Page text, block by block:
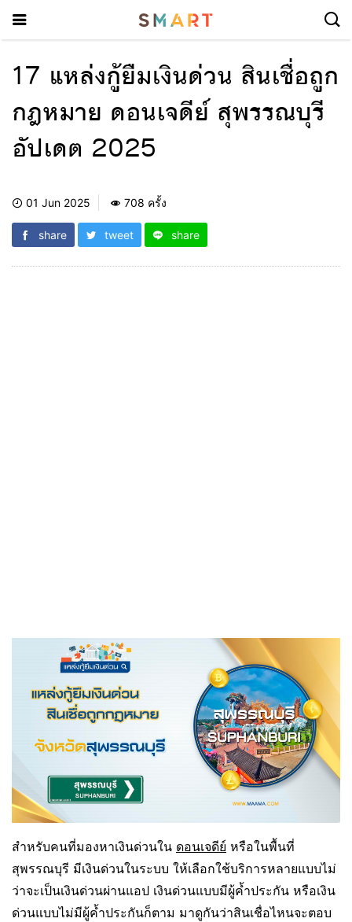
17 แหล่งกู้ยืมเงินด่วน สินเชื่อถูก
กฎหมาย ดอนเจดีย์ สุพรรณบุรี
อัปเดต 2025
01 Jun 2025 708 ครั้ง
share tweet share
สำหรับคนที่มองหาเงินด่วนใน ดอนเจดีย์ หรือในพื้นที่
สุพรรณบุรี มีเงินด่วนในระบบ ให้เลือกใช้บริการหลายแบบไม่
ว่าจะเป็นเงินด่วนผ่านแอป เงินด่วนแบบมีผู้ค้ำประกัน หรือเงิน
ด่วนแบบไม่มีผู้ค้ำประกันก็ตาม มาดูกันว่าสินเชื่อไหนจะตอบ